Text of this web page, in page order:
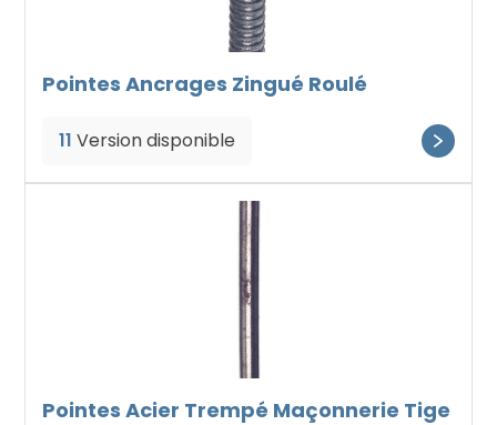
Pointes Ancrages Zingué Roulé
11 Version disponible
Pointes Acier Trempé Maçonnerie Tige